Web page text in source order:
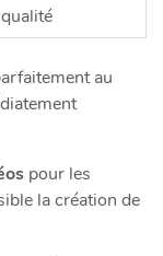
au
pour les
la création de